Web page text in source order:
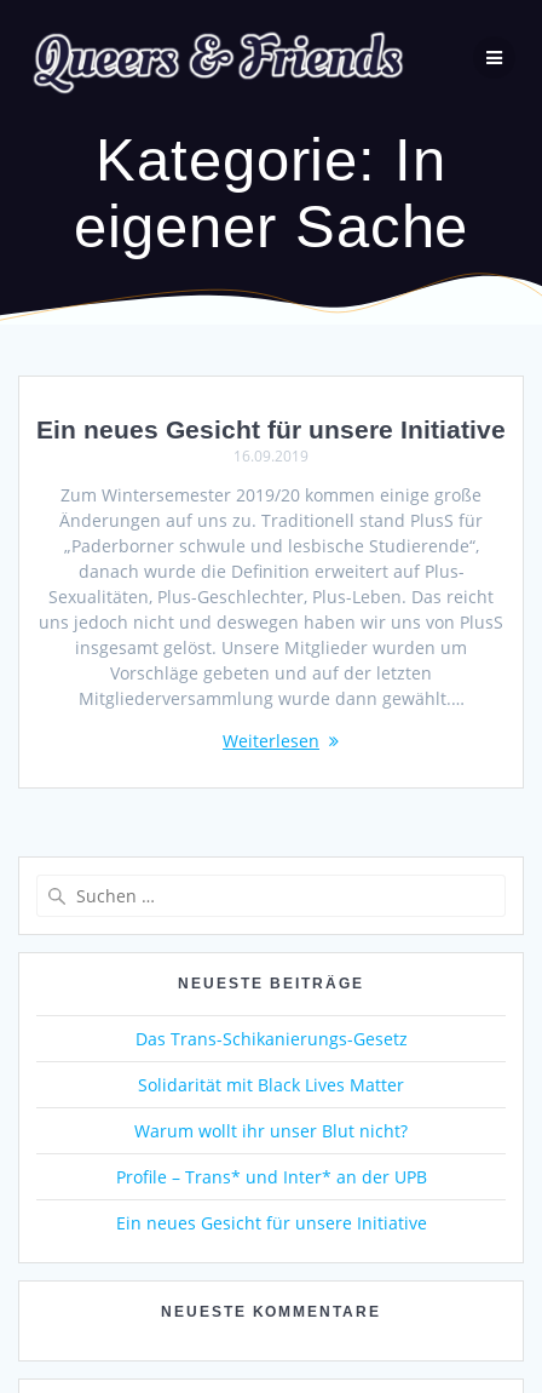
Inhalt
wechseln
Kategorie: In
eigener Sache
Ein neues Gesicht für unsere Initiative
16.09.2019
Zum Wintersemester 2019/20 kommen einige große
Änderungen auf uns zu. Traditionell stand PlusS für
„Paderborner schwule und lesbische Studierende“,
danach wurde die Definition erweitert auf Plus-
Sexualitäten, Plus-Geschlechter, Plus-Leben. Das reicht
uns jedoch nicht und deswegen haben wir uns von PlusS
insgesamt gelöst. Unsere Mitglieder wurden um
Vorschläge gebeten und auf der letzten
Mitgliederversammlung wurde dann gewählt.…
Weiterlesen
NEUESTE BEITRÄGE
Das Trans-Schikanierungs-Gesetz
Solidarität mit Black Lives Matter
Warum wollt ihr unser Blut nicht?
Profile – Trans* und Inter* an der UPB
Ein neues Gesicht für unsere Initiative
NEUESTE KOMMENTARE